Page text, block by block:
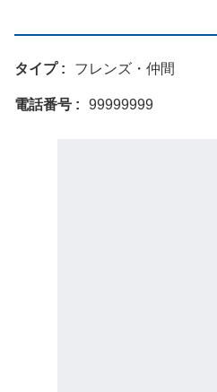
タイプ フレンズ・仲間
電話番号 99999999